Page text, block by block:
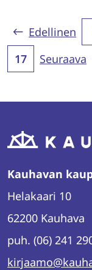
Edellinen
17
Seuraava
Kauhavan
Helakaari 10
62200 Kauhava
puh. (06) 241